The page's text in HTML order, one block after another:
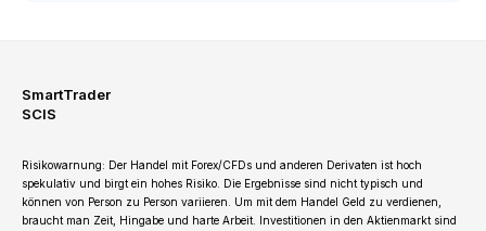
SmartTrader
SCIS
Risikowarnung: Der Handel mit Forex/CFDs und anderen Derivaten ist hoch
spekulativ und birgt ein hohes Risiko. Die Ergebnisse sind nicht typisch und
können von Person zu Person variieren. Um mit dem Handel Geld zu verdienen,
braucht man Zeit, Hingabe und harte Arbeit. Investitionen in den Aktienmarkt sind